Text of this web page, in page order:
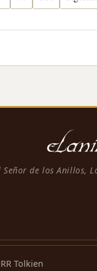
de los Anillos,
Tolkien